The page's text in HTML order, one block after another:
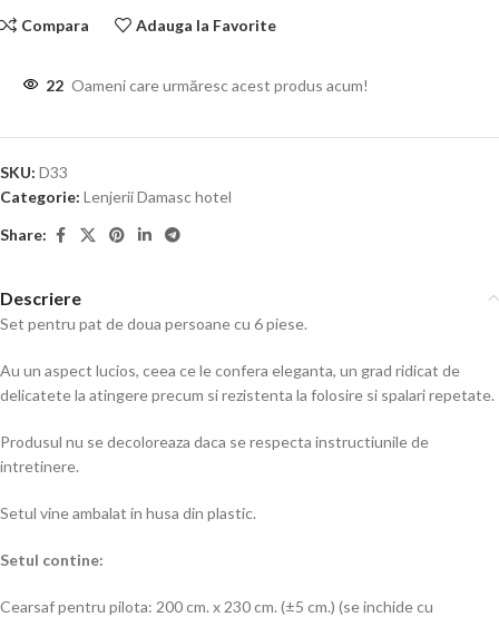
Compara Adauga la Favorite
22 Oameni care urmăresc acest produs acum!
SKU: D33
Categorie: Lenjerii Damasc hotel
Share:
Descriere
Set pentru pat de doua persoane cu 6 piese.
Au un aspect lucios, ceea ce le confera eleganta, un grad ridicat de
delicatete la atingere precum si rezistenta la folosire si spalari repetate.
Produsul nu se decoloreaza daca se respecta instructiunile de
intretinere.
Setul vine ambalat in husa din plastic.
Setul contine:
Cearsaf pentru pilota: 200 cm. x 230 cm. (±5 cm.) (se inchide cu